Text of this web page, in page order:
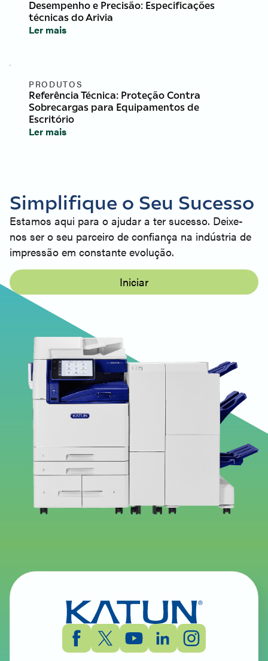
Desempenho e Precisão: Especificações
técnicas do Arivia
Ler mais
PRODUTOS
Referência Técnica: Proteção Contra
Sobrecargas para Equipamentos de
Escritório
Ler mais
Simplifique o Seu Sucesso
Estamos aqui para o ajudar a ter sucesso. Deixe-
nos ser o seu parceiro de confiança na indústria de
impressão em constante evolução.
Iniciar